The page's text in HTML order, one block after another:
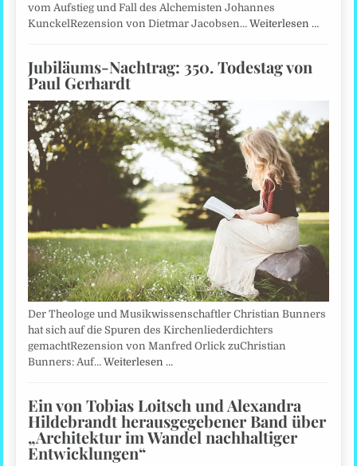
vom Aufstieg und Fall des Alchemisten Johannes
KunckelRezension von Dietmar Jacobsen…Weiterlesen …
Jubiläums-Nachtrag: 350. Todestag von
Paul Gerhardt
Der Theologe und Musikwissenschaftler Christian Bunners
hat sich auf die Spuren des Kirchenliederdichters
gemachtRezension von Manfred Orlick zuChristian
Bunners: Auf…Weiterlesen …
Ein von Tobias Loitsch und Alexandra
Hildebrandt herausgegebener Band über
„Architektur im Wandel nachhaltiger
Entwicklungen“